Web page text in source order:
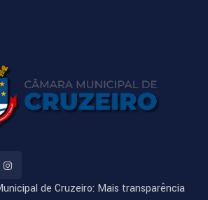
de Cruzeiro: Mais transparência